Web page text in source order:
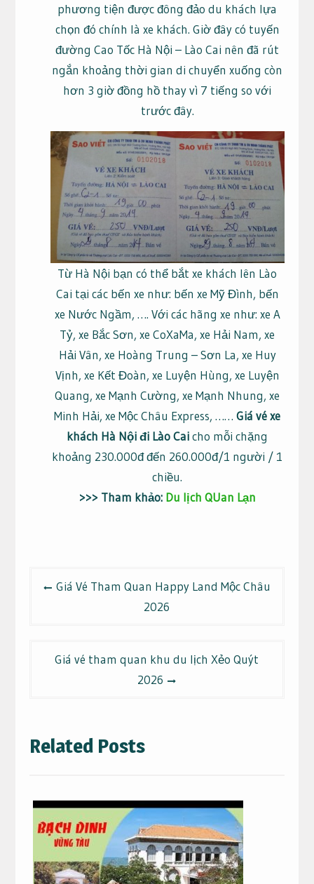
phương tiện được đông đảo du khách lựa
chọn đó chính là xe khách. Giờ đây có tuyến
đường Cao Tốc Hà Nội – Lào Cai nên đã rút
ngắn khoảng thời gian di chuyển xuống còn
hơn 3 giờ đồng hồ thay vì 7 tiếng so với
trước đây.
Từ Hà Nội bạn có thể bắt xe khách lên Lào
Cai tại các bến xe như: bến xe Mỹ Đình, bến
xe Nước Ngầm, …. Với các hãng xe như: xe A
Tỷ, xe Bắc Sơn, xe CoXaMa, xe Hải Nam, xe
Hải Vân, xe Hoàng Trung – Sơn La, xe Huy
Vịnh, xe Kết Đoàn, xe Luyện Hùng, xe Luyện
Quang, xe Mạnh Cường, xe Mạnh Nhung, xe
Minh Hải, xe Mộc Châu Express, ……Giá vé xe
khách Hà Nội đi Lào Caicho mỗi chặng
khoảng 230.000đ đến 260.000đ/1 người / 1
chiều.
>>> Tham khảo: Du lịch QUan Lạn
Giá Vé Tham Quan Happy Land Mộc Châu
2026
Giá vé tham quan khu du lịch Xẻo Quýt
2026
Related Posts